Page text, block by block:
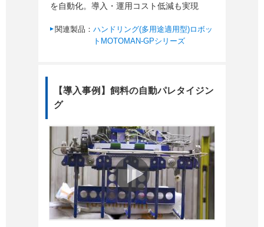
を自動化。導入・運用コスト低減も実現
関連製品： ハンドリング(多用途適用型)ロボッ
トMOTOMAN-GPシリーズ
【導入事例】飼料の自動パレタイジン
グ